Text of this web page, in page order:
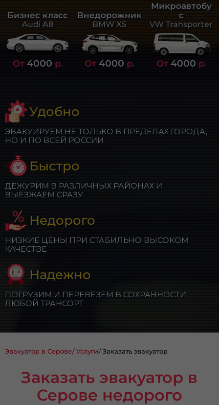
Бизнес класс
Audi A8
От4000 р.
Внедорожник
BMW X5
От 4000 р.
Микроавтобу
с
VW Transporter
От 4000 р.
Удобно
ЭВАКУИРУЕМ НЕ ТОЛЬКО В ПРЕДЕЛАХ ГОРОДА,
НО И ПО ВСЕЙ РОССИИ
Быстро
ДЕЖУРИМ В РАЗЛИЧНЫХ РАЙОНАХ И
ВЫЕЗЖАЕМ СРАЗУ
Недорого
НИЗКИЕ ЦЕНЫ ПРИ СТАБИЛЬНО ВЫСОКОМ
КАЧЕСТВЕ
Надежно
ПОГРУЗИМ И ПЕРЕВЕЗЕМ В СОХРАННОСТИ
ЛЮБОЙ ТРАНСОРТ
Эвакуатор в Серове Услуги Заказать эвакуатор
Заказать эвакуатор в
Серове недорого